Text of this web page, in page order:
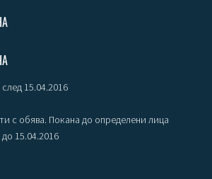
15.04.2016
с обява. Покана до определени лица
15.04.2016